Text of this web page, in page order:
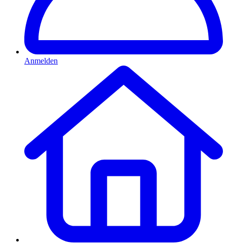
Anmelden